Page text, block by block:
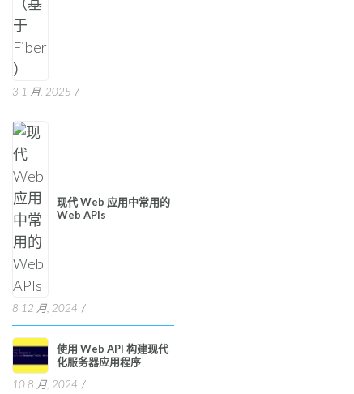
3 1 月, 2025
现代 Web 应用中常用的
Web APIs
8 12 月, 2024
使用 Web API 构建现代
化服务器应用程序
10 8 月, 2024